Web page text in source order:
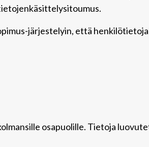
järjestelyin, että
osapuolille. Tietoja